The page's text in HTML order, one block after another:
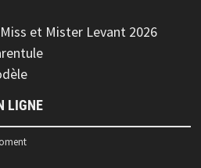
et Mister Levant 2026
LIGNE